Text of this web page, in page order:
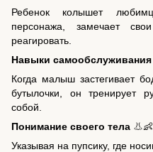
Ребенок колышет
персонажа, замечает
реагировать.
Навыки самообслуживания
Когда малыш застегивает
бутылочки, он тренирует
собой.
Понимание своего тела 👃👶
Указывая на пупсику, где